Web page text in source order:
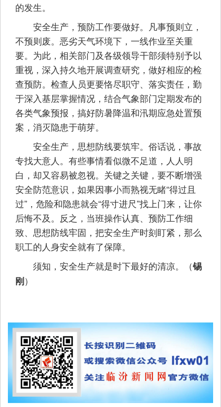
的发生。
安全生产，预防工作要做好。凡事预则立，
不预则废。恶劣天气环境下，一线作业至关重
要。为此，相关部门及各级领导干部须特别予以
重视，深入持久地开展调查研究，做好相应的检
查预防。检查人员更要恪尽职守、落实责任，勤
于深入基层掌握情况，结合气象部门定期发布的
各类气象预报，搞好防暑降温和汛期应急处置预
案，消灭隐患于萌芽。
安全生产，思想防线要筑牢。俗话说，事故
专找大意人。有些事情看似微不足道，人人明
白，却又容易被忽视。关键之关键，要不断增强
安全防范意识，如果因事小而熟视无睹“得过且
过”，危险和隐患就会“得寸进尺”找上门来，让你
后悔不及。反之，当班操作认真、预防工作细
致、思想防线牢固，把安全生产时刻盯紧，那么
职工的人身安全就有了保障。
须知，安全生产就是时下最好的清凉。（锡
刚）